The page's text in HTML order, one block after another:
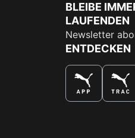
BLEIBE
LAUFENDEN
Newsletter
ENTDECKEN